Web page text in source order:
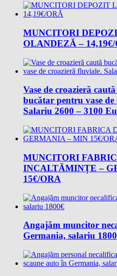
MUNCITORI
OLANDEZĂ –
Vase de croazieră
bucătar pentru vase
Salariu 2600 – 3100
MUNCITORI
INCALTĂMINȚE –
15€/ORA
Angajăm muncitor
Germania, salariu